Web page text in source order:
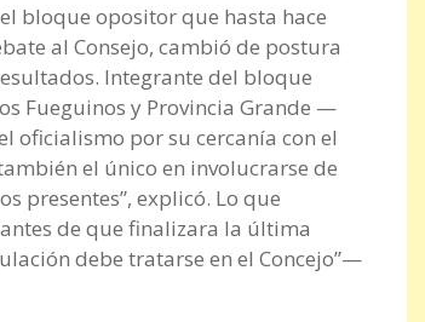
bloque opositor que hasta hace
al Consejo, cambió de postura
Integrante del bloque
Fueguinos y Provincia Grande —
oficialismo por su cercanía con el
el único en involucrarse de
presentes”, explicó. Lo que
de que finalizara la última
debe tratarse en el Concejo”—